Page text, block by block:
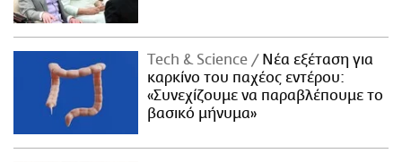
Τech & Science
Νέα εξέταση για
καρκίνο του παχέος εντέρου:
«Συνεχίζουμε να παραβλέπουμε το
βασικό μήνυμα»